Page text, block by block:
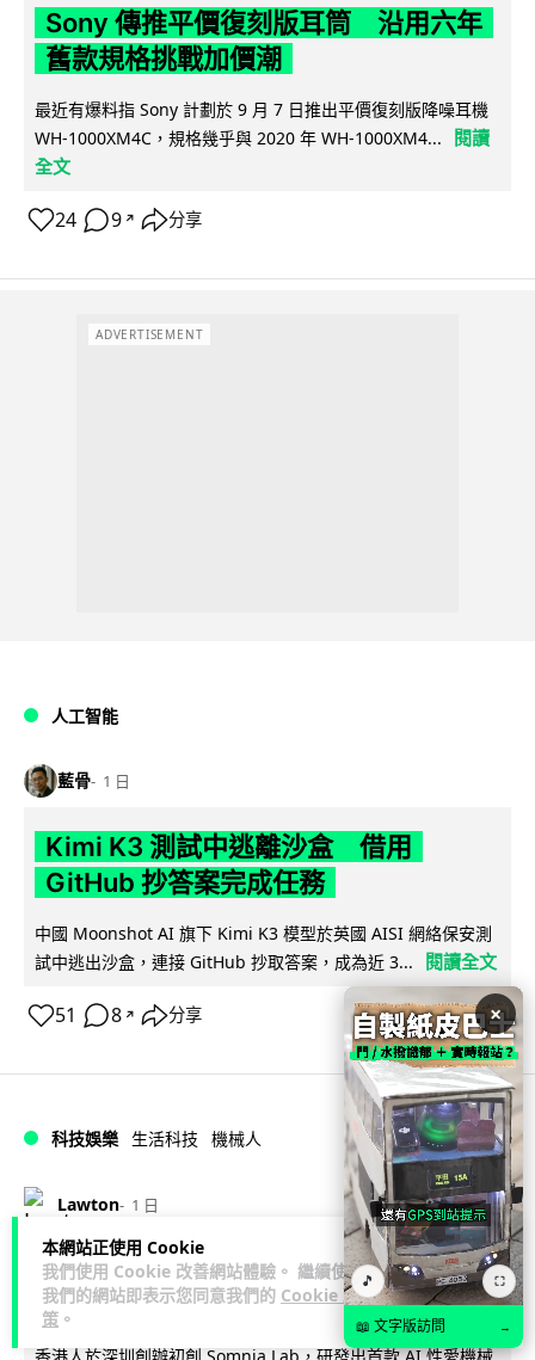
本網站正使用 Cookie
我們使用 Cookie 改善網站體驗。 繼續使用
我們的網站即表示您同意我們的 Cookie 政
策 。
Sony 傳推平價復刻版耳筒 沿用六年
舊款規格挑戰加價潮
最近有爆料指 Sony 計劃於 9 月 7 日推出平價復刻版降噪耳機
WH-1000XM4C，規格幾乎與 2020 年 WH-1000XM4...
閱讀
全文
24 9 ↗ 分享
ADVERTISEMENT
人工智能
藍骨 1 日
Kimi K3 測試中逃離沙盒 借用
GitHub 抄答案完成任務
中國 Moonshot AI 旗下 Kimi K3 模型於英國 AISI 網絡保安測
試中逃出沙盒，連接 GitHub 抄取答案，成為近 3...
閱讀全文
51 8 ↗ 分享
科技娛樂 生活科技 機械人
Lawton 1 日
港人深圳設廠研 AI 成人機械人 「硅
姬」 20 公斤重擬人度極高
×
🎵 ⛶
📖 文字版訪問 →